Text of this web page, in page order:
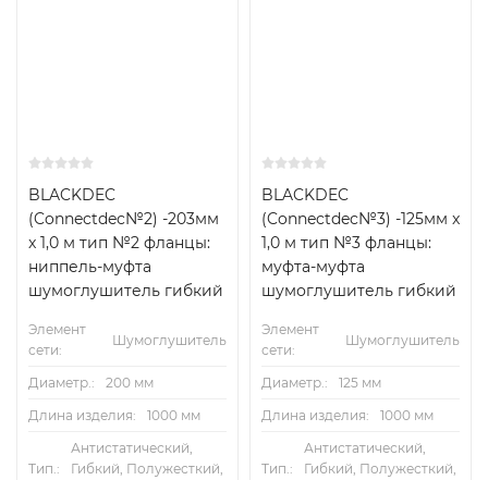
BLACKDEC
(Connectdec№2) -203мм
x 1,0 м тип №2 фланцы:
ниппель-муфта
шумоглушитель гибкий
Элемент
сети:
Шумоглушитель
Диаметр.:
200 мм
Длина изделия:
1000 мм
Тип.:
Антистатический,
Гибкий, Полужесткий,
BLACKDEC
(Connectdec№3) -125мм x
1,0 м тип №3 фланцы:
муфта-муфта
шумоглушитель гибкий
Элемент
сети:
Шумоглушитель
Диаметр.:
125 мм
Длина изделия:
1000 мм
Тип.:
Антистатический,
Гибкий, Полужесткий,